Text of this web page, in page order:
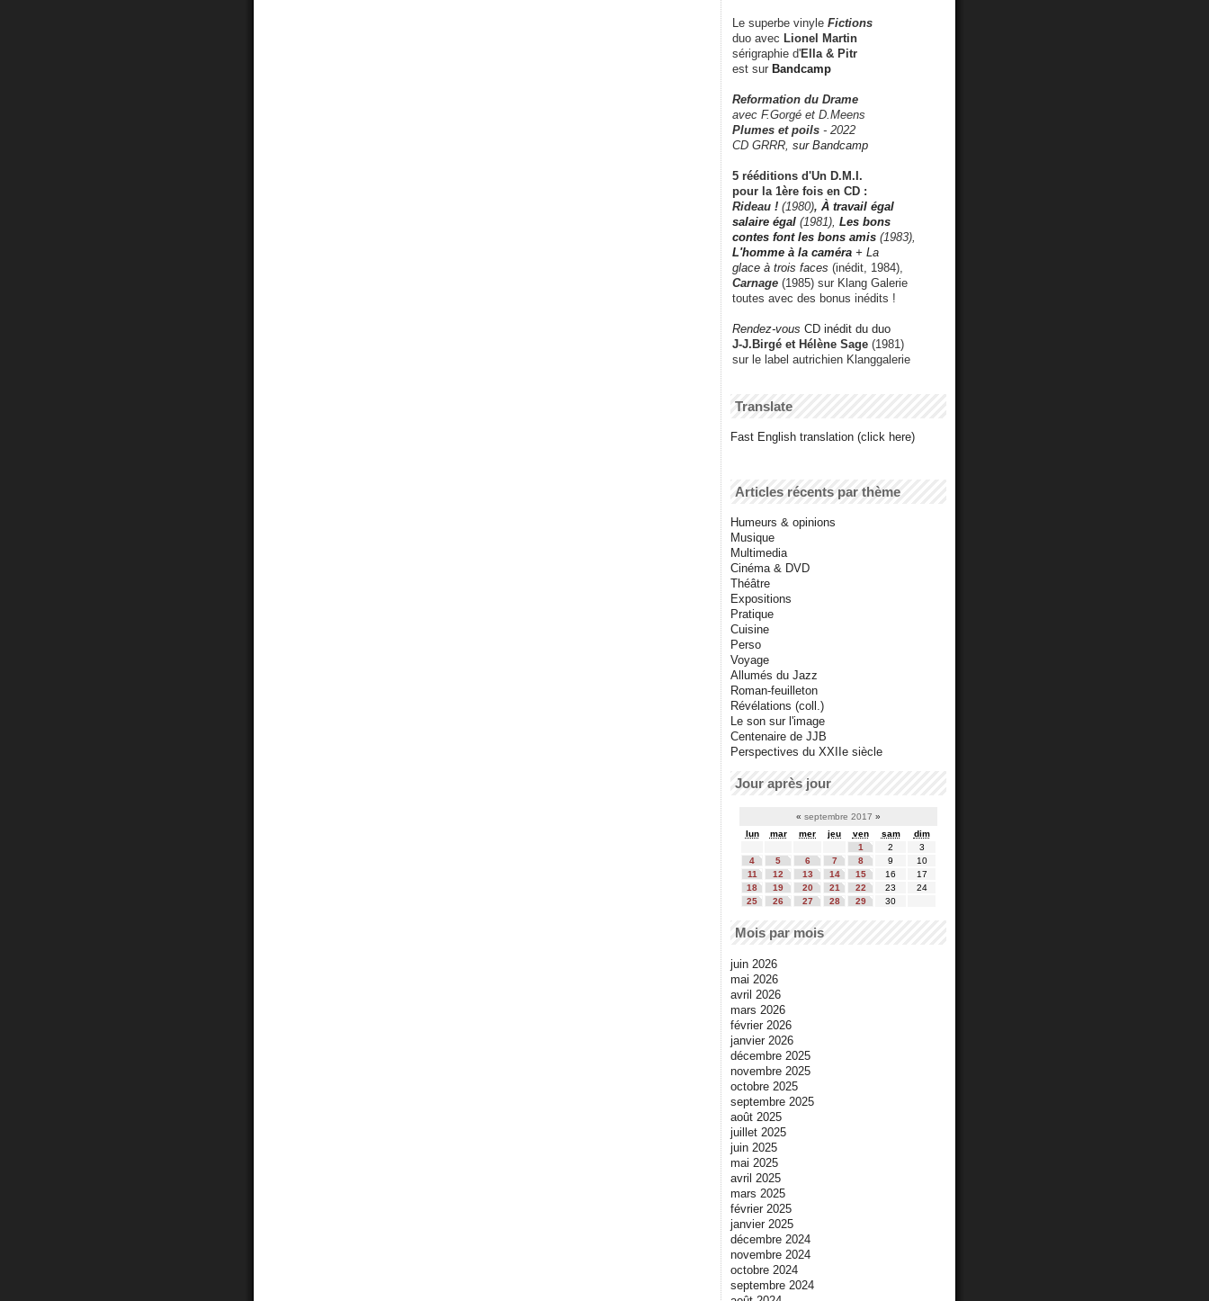
Le superbe vinyle Fictions
duo avec Lionel Martin
sérigraphie d'Ella & Pitr
est sur Bandcamp
Reformation du Drame
avec F.Gorgé et D.Meens
Plumes et poils - 2022
CD GRRR, sur Bandcamp
5 rééditions d'Un D.M.I.
pour la 1ère fois en CD :
Rideau ! (1980), À travail égal
salaire égal (1981), Les bons
contes font les bons amis (1983),
L'homme à la caméra + La
glace à trois faces (inédit, 1984),
Carnage (1985) sur Klang Galerie
toutes avec des bonus inédits !
Rendez-vous CD inédit du duo
J-J.Birgé et Hélène Sage (1981)
sur le label autrichien Klanggalerie
Translate
Fast English translation (click here)
Articles récents par thème
Humeurs & opinions
Musique
Multimedia
Cinéma & DVD
Théâtre
Expositions
Pratique
Cuisine
Perso
Voyage
Allumés du Jazz
Roman-feuilleton
Révélations (coll.)
Le son sur l'image
Centenaire de JJB
Perspectives du XXIIe siècle
Jour après jour
« septembre 2017 »
lun
mar mer jeu ven sam
dim
1
2
3
4
5 6 7 8 9
10
11
12 13 14 15 16
17
18
19 20 21 22 23
24
25
26 27 28 29 30
Mois par mois
juin 2026
mai 2026
avril 2026
mars 2026
février 2026
janvier 2026
décembre 2025
novembre 2025
octobre 2025
septembre 2025
août 2025
juillet 2025
juin 2025
mai 2025
avril 2025
mars 2025
février 2025
janvier 2025
décembre 2024
novembre 2024
octobre 2024
septembre 2024